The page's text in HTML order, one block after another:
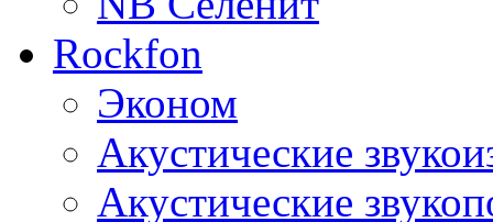
Rockfon
Эконом
Акустические
Акустические